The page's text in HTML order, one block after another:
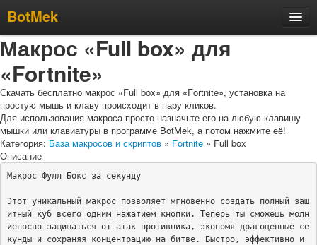
BotMek
Скачать
Обзор
Обновления
Инструкция
Статьи
Бесплатные макросы
Тарифы
Отзывы
Поддержка
Макрос «Full box» для
«Fortnite»
Скачать бесплатно макрос «Full box» для «Fortnite», установка на
простую мышь и клаву происходит в пару кликов.
Для использования макроса просто назначьте его на любую клавишу
мышки или клавиатуры в программе BotMek, а потом нажмите её!
Категория: База макросов и скриптов » Fortnite » Full box
Описание
Макрос Фулл Бокс за секунду
Этот уникальный макрос позволяет мгновенно создать полный защ
итный куб всего одним нажатием кнопки. Теперь ты сможешь молн
иеносно защищаться от атак противника, экономя драгоценные се
кунды и сохраняя концентрацию на битве. Быстро, эффективно и